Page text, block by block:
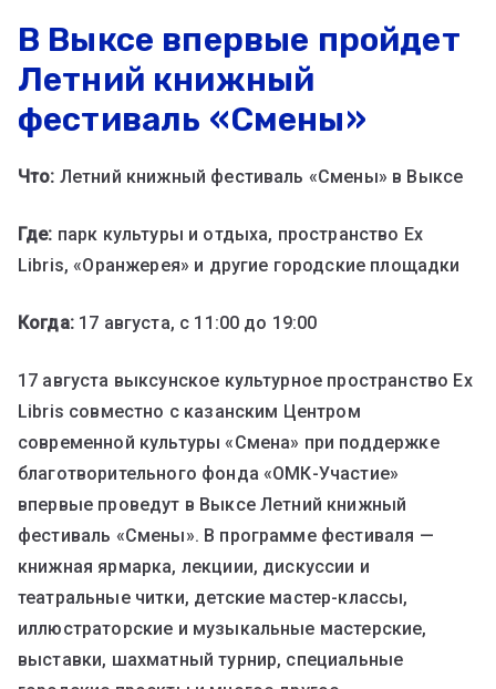
В Выксе впервые пройдет
Летний книжный
фестиваль «Смены»
Что: Летний книжный фестиваль «Смены» в Выксе
Где: парк культуры и отдыха, пространство Ex
Libris, «Оранжерея» и другие городские площадки
Когда: 17 августа, с 11:00 до 19:00
17 августа выксунское культурное пространство Ex
Libris совместно с казанским Центром
современной культуры «Смена» при поддержке
благотворительного фонда «ОМК-Участие»
впервые проведут в Выксе Летний книжный
фестиваль «Смены». В программе фестиваля —
книжная ярмарка, лекциии, дискуссии и
театральные читки, детские мастер-классы,
иллюстраторские и музыкальные мастерские,
выставки, шахматный турнир, специальные